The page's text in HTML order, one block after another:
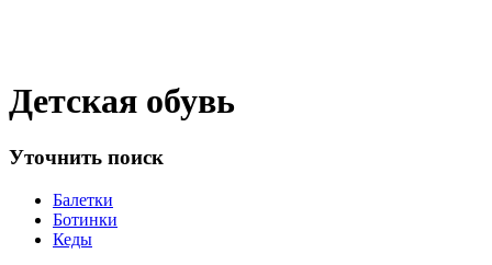
Детская обувь
Уточнить поиск
Балетки
Ботинки
Кеды